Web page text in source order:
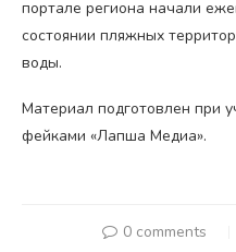
портале региона начали
состоянии пляжных
воды.
Материал подготовлен при
фейками «Лапша Медиа».
0 comments